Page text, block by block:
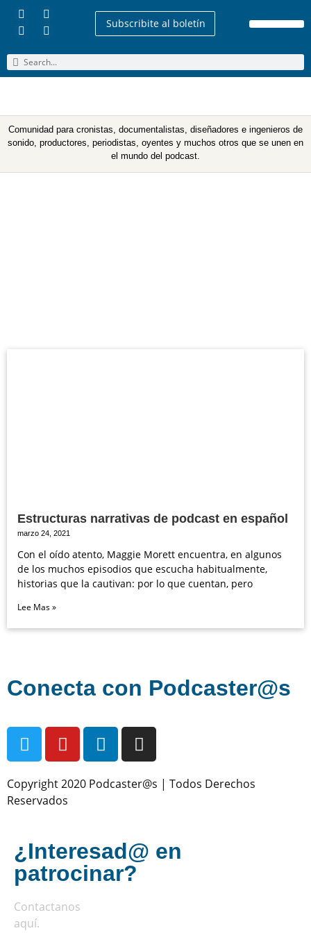
Subscribite al boletín
Comunidad para cronistas, documentalistas, diseñadores e ingenieros de
sonido, productores, periodistas, oyentes y muchos otros que se unen en
el mundo del podcast.
Estructuras narrativas de podcast en español
marzo 24, 2021
Con el oído atento, Maggie Morett encuentra, en algunos
de los muchos episodios que escucha habitualmente,
historias que la cautivan: por lo que cuentan, pero
Lee Mas »
Conecta con Podcaster@s
Copyright 2020 Podcaster@s | Todos Derechos
Reservados
¿Interesad@ en
patrocinar?
Contactanos
aquí.